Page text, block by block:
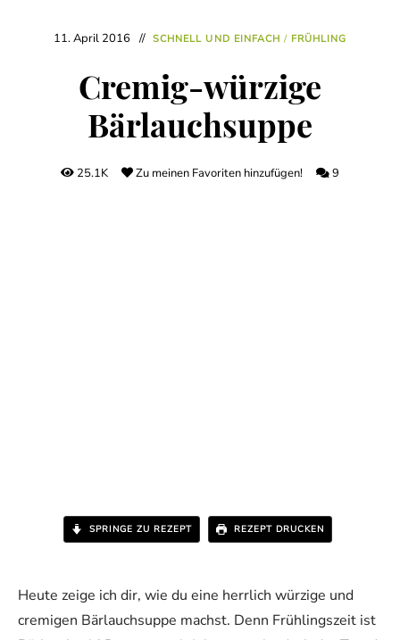
11. April 2016 SCHNELL UND EINFACH / FRÜHLING
Cremig-würzige
Bärlauchsuppe
25.1K Zu meinen Favoriten hinzufügen! 9
SPRINGE ZU REZEPT REZEPT DRUCKEN
Heute zeige ich dir, wie du eine herrlich würzige und
cremigen Bärlauchsuppe machst. Denn Frühlingszeit ist